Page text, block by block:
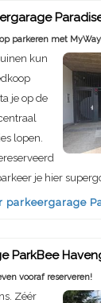
parkeren met MyWay
kun
je op de
lopen.
je hier
parkeergarage
ParkBee
vooraf reserveren!
Zéér